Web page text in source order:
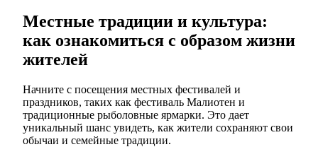
Местные традиции и культура:
как ознакомиться с образом жизни
жителей
Начните с посещения местных фестивалей и
праздников, таких как фестиваль Малиотен и
традиционные рыболовные ярмарки. Это дает
уникальный шанс увидеть, как жители сохраняют свои
обычаи и семейные традиции.